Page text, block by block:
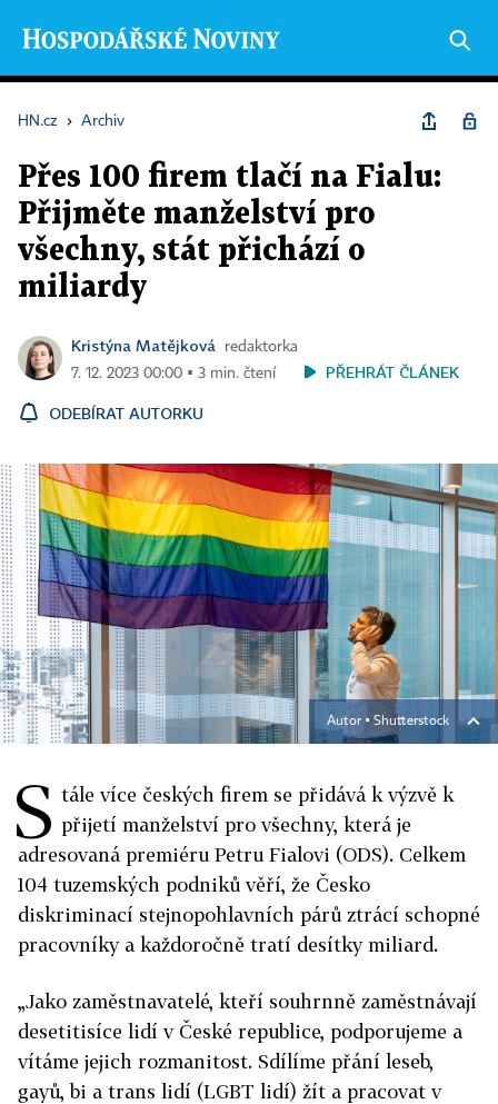
HN.cz › Archiv
Přes 100 firem tlačí na Fialu:
Přijměte manželství pro
všechny, stát přichází o
miliardy
Kristýna Matějková
redaktorka
7. 12. 2023 00:00 ▪ 3 min. čtení
PŘEHRÁT ČLÁNEK
ODEBÍRAT AUTORKU
Autor ▪ Shutterstock
S tále více českých firem se přidává k výzvě k
přijetí manželství pro všechny, která je
adresovaná premiéru Petru Fialovi (ODS). Celkem
104 tuzemských podniků věří, že Česko
diskriminací stejnopohlavních párů ztrácí schopné
pracovníky a každoročně tratí desítky miliard.
„Jako zaměstnavatelé, kteří souhrnně zaměstnávají
desetitisíce lidí v České republice, podporujeme a
vítáme jejich rozmanitost. Sdílíme přání leseb,
gayů, bi a trans lidí (LGBT lidí) žít a pracovat v